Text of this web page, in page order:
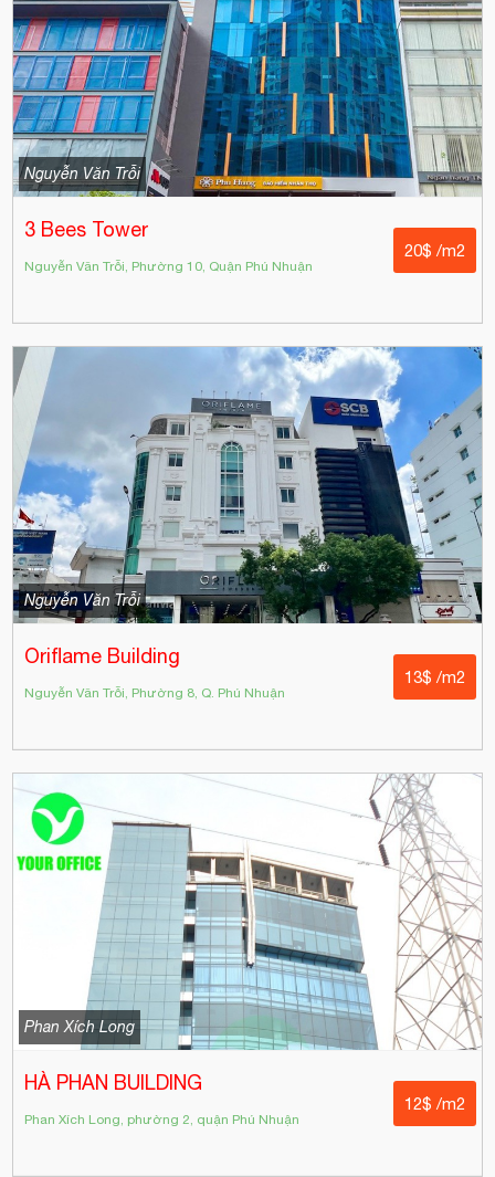
Nguyễn Văn Trỗi
3 Bees Tower
Nguyễn Văn Trỗi, Phường 10, Quận Phú Nhuận
20$ /m2
Nguyễn Văn Trỗi
Oriflame Building
Nguyễn Văn Trỗi, Phường 8, Q. Phú Nhuận
13$ /m2
Phan Xích Long
HÀ PHAN BUILDING
Phan Xích Long, phường 2, quận Phú Nhuận
12$ /m2